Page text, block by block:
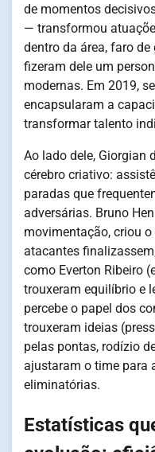
de momentos
— transformou
dentro da área, faro
fizeram dele um
modernas. Em 2019,
encapsularam a
transformar talento
Ao lado dele, Giorgian
cérebro criativo:
paradas que
adversárias. Bruno
movimentação, criou
atacantes
como Everton Ribeiro
trouxeram equilíbrio e
percebe o papel dos
trouxeram ideias
pelas pontas, rodízio
ajustaram o time para
eliminatórias.
Estatísticas